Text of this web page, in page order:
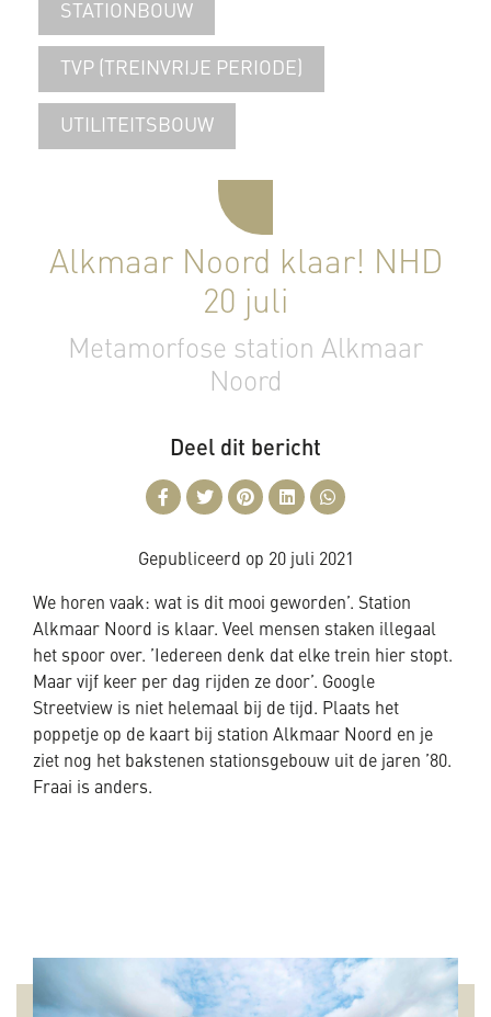
STATIONBOUW
TVP (TREINVRIJE PERIODE)
UTILITEITSBOUW
Alkmaar Noord klaar! NHD
20 juli
Metamorfose station Alkmaar
Noord
Deel dit bericht
Gepubliceerd op 20 juli 2021
We horen vaak: wat is dit mooi geworden’. Station
Alkmaar Noord is klaar. Veel mensen staken illegaal
het spoor over. ’Iedereen denk dat elke trein hier stopt.
Maar vijf keer per dag rijden ze door’. Google
Streetview is niet helemaal bij de tijd. Plaats het
poppetje op de kaart bij station Alkmaar Noord en je
ziet nog het bakstenen stationsgebouw uit de jaren ’80.
Fraai is anders.